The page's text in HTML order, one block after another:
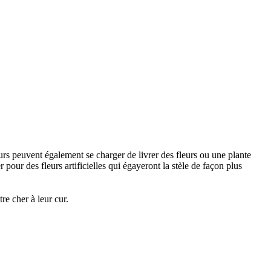
peuvent également se charger de livrer des fleurs ou une plante
des fleurs artificielles qui égayeront la stèle de façon plus
cher à leur cur.